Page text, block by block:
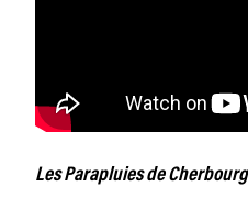
Les Parapluies de Cherbourg